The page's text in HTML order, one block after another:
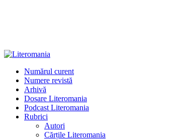
Numărul curent
Numere revistă
Arhivă
Dosare Literomania
Podcast Literomania
Rubrici
Autori
Cărțile Literomania